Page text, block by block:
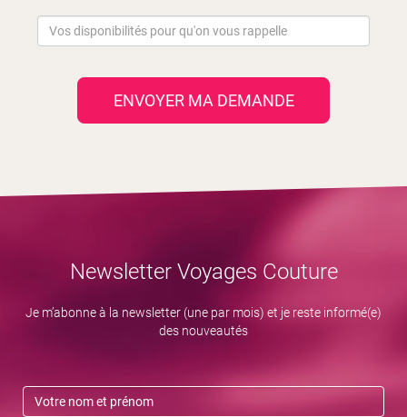
ENVOYER MA DEMANDE
Newsletter Voyages Couture
Je m’abonne à la newsletter (une par mois) et je reste informé(e)
des nouveautés